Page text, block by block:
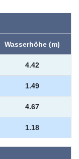
Wasserhöhe (m)
4.42
1.49
4.67
1.18